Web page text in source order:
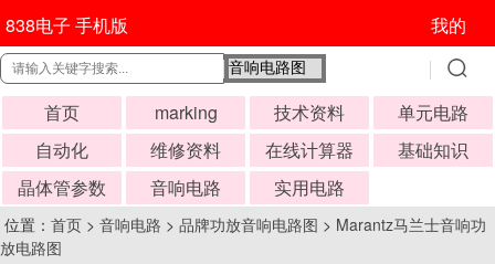
838电子 手机版 我的
首页 marking 技术资料
单元电路
自动化
维修资料 在线计算器
基础知识
晶体管参数
音响电路 实用电路
位置： 首页 > 音响电路 > 品牌功放音响电路图 > Marantz马兰士音响功
放电路图